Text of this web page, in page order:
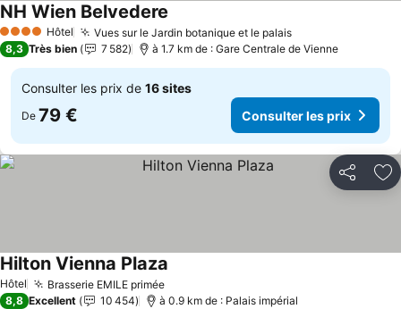
4 Étoiles Hôtel Vues sur le Jardin botanique et le palais
NH Wien Belvedere
8,3 Très bien 7 582 à 1.7 km de : Gare Centrale de Vienne
Consulter les prix de 16 sites
De 79 € Consulter les prix
Partager
Hôtel Brasserie EMILE primée
Hilton Vienna Plaza
8,8 Excellent 10 454 à 0.9 km de : Palais impérial